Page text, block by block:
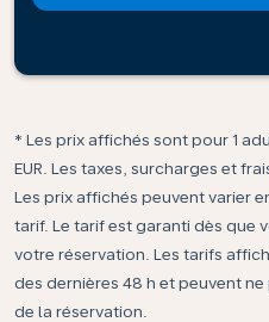
* Les prix affichés sont pour 1
EUR. Les taxes, surcharges et
Les prix affichés peuvent varier
tarif. Le tarif est garanti dès que
votre réservation. Les tarifs
des dernières 48 h et peuvent
de la réservation.